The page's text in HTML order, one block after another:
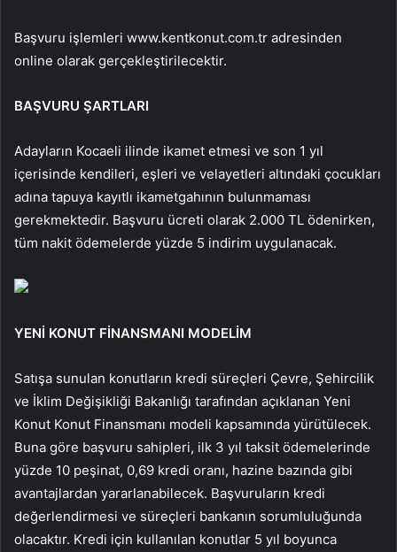
Başvuru işlemleri www.kentkonut.com.tr adresinden
online olarak gerçekleştirilecektir.
BAŞVURU ŞARTLARI
Adayların Kocaeli ilinde ikamet etmesi ve son 1 yıl
içerisinde kendileri, eşleri ve velayetleri altındaki çocukları
adına tapuya kayıtlı ikametgahının bulunmaması
gerekmektedir. Başvuru ücreti olarak 2.000 TL ödenirken,
tüm nakit ödemelerde yüzde 5 indirim uygulanacak.
YENİ KONUT FİNANSMANI MODELİM
Satışa sunulan konutların kredi süreçleri Çevre, Şehircilik
ve İklim Değişikliği Bakanlığı tarafından açıklanan Yeni
Konut Konut Finansmanı modeli kapsamında yürütülecek.
Buna göre başvuru sahipleri, ilk 3 yıl taksit ödemelerinde
yüzde 10 peşinat, 0,69 kredi oranı, hazine bazında gibi
avantajlardan yararlanabilecek. Başvuruların kredi
değerlendirmesi ve süreçleri bankanın sorumluluğunda
olacaktır. Kredi için kullanılan konutlar 5 yıl boyunca